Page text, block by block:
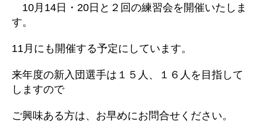
10月14日・20日と２回の練習会を開催いたしま
す。
11月にも開催する予定にしています。
来年度の新入団選手は１５人、１６人を目指して
しますので
ご興味ある方は、お早めにお問合せください。